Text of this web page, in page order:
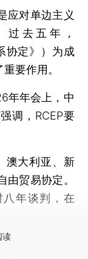
应对单边主义
去五年，
协定》）为成
要作用。
年会上，中
强调，RCEP要
大利亚、新
贸易协定。
八年谈判，在
读